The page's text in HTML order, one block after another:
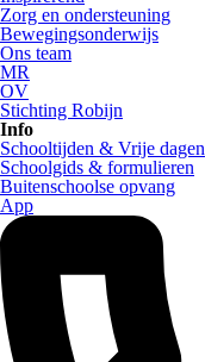
Zorg en ondersteuning
Bewegingsonderwijs
Ons team
MR
OV
Stichting Robijn
Info
Schooltijden & Vrije dagen
Schoolgids & formulieren
Buitenschoolse opvang
App